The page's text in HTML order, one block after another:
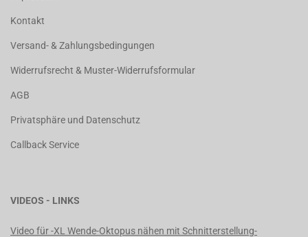
Kontakt
Versand- & Zahlungsbedingungen
Widerrufsrecht & Muster-Widerrufsformular
AGB
Privatsphäre und Datenschutz
Callback Service
VIDEOS - LINKS
Video für -XL Wende-Oktopus nähen mit Schnitterstellung-